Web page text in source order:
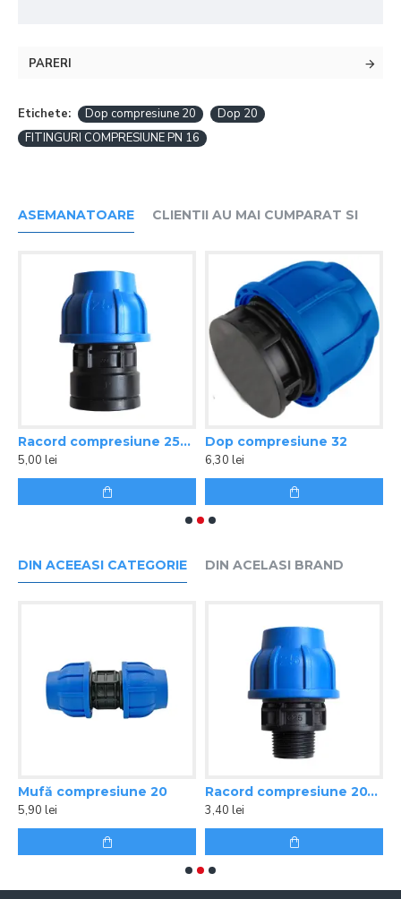
PARERI
Etichete: Dop compresiune 20
Dop 20
FITINGURI COMPRESIUNE PN 16
ASEMANATOARE CLIENTII AU MAI CUMPARAT SI
Racord compresiune 25X1ʺ FI
5,00 lei
Dop compresiune 32
6,30 lei
DIN ACEEASI CATEGORIE DIN ACELASI BRAND
Mufă compresiune 20
5,90 lei
Racord compresiune 20X1/2ʺ FE
3,40 lei